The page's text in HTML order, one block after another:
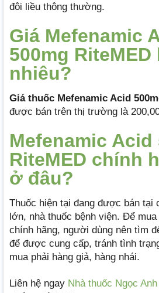
đôi liều thông thường.
Giá Mefenamic
500mg RiteMED
nhiêu?
Giá thuốc Mefenamic Acid
được bán trên thị trường là
Mefenamic Acid
RiteMED chính
ở đâu?
Thuốc hiện tại đang được bán tại
lớn, nhà thuốc bệnh viện. Để
chính hãng, người dùng nên tìm
để được cung cấp, tránh tình
mua phải hàng giả, hàng nhái.
Liên hệ ngay Nhà thuốc Ngọc Anh